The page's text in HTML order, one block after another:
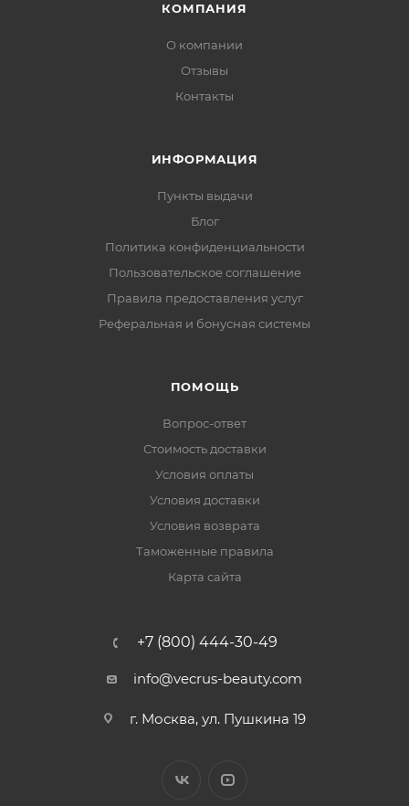
КОМПАНИЯ
О компании
Отзывы
Контакты
ИНФОРМАЦИЯ
Пункты выдачи
Блог
Политика конфиденциальности
Пользовательское соглашение
Правила предоставления услуг
Реферальная и бонусная системы
ПОМОЩЬ
Вопрос-ответ
Стоимость доставки
Условия оплаты
Условия доставки
Условия возврата
Таможенные правила
Карта сайта
+7 (800) 444-30-49
info@vecrus-beauty.com
г. Москва, ул. Пушкина 19